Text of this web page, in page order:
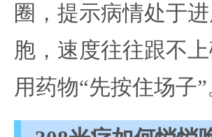
圈，提示病情处于
胞，速度往往跟不
用药物“先按住场子”